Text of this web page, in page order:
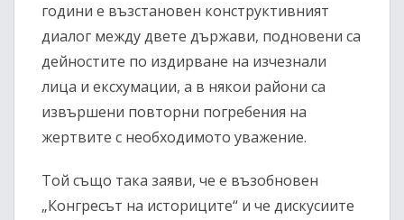
години е възстановен конструктивният
диалог между двете държави, подновени са
дейностите по издирване на изчезнали
лица и ексхумации, а в някои райони са
извършени повторни погребения на
жертвите с необходимото уважение.
Той също така заяви, че е възобновен
„Конгресът на историците“ и че дискусиите